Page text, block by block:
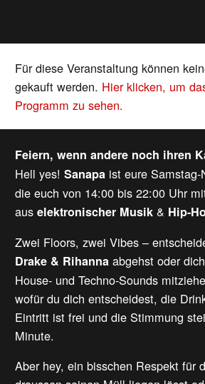
Für diese Veranstaltung können
gekauft werden. Hier klicken, um
Programm zu sehen.
Feiern, wenn andere noch ihren
Hell yes!Sanapa ist eure
die euch von 14:00 bis 22:00 Uhr
auselektronischer Musik & Hip-
Zwei Floors, zwei Vibes –
Drake & Rihanna abgehst oder
House- und Techno-Sounds
wofür du dich entscheidest, die
Eintritt ist frei und die Stimmung
Minute.
Aber hey, ein bisschen Respekt für